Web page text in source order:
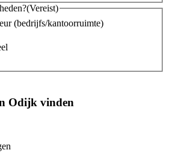
(Vereist)
(bedrijfs/kantoorruimte)
Odijk vinden